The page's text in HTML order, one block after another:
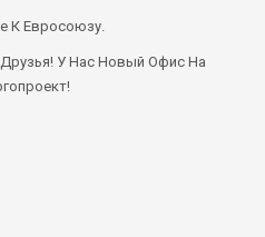
К Евросоюзу.
У Нас Новый Офис На